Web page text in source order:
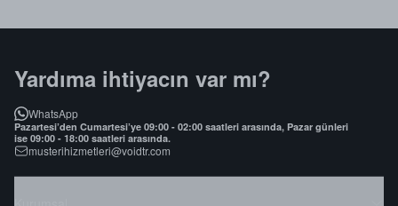
Yardıma ihtiyacın var mı?
WhatsApp
Pazartesi’den Cumartesi’ye 09:00 - 02:00 saatleri arasında, Pazar günleri
ise 09:00 - 18:00 saatleri arasında.
musterihizmetleri@voidtr.com